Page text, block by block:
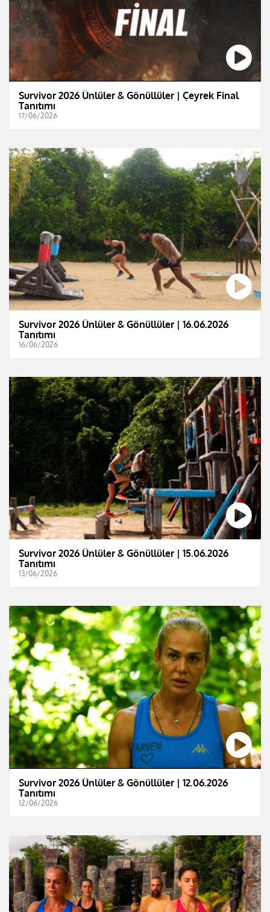
Survivor 2026 Ünlüler & Gönüllüler | Çeyrek Final
Tanıtımı
17/06/2026
Survivor 2026 Ünlüler & Gönüllüler | 16.06.2026
Tanıtımı
16/06/2026
Survivor 2026 Ünlüler & Gönüllüler | 15.06.2026
Tanıtımı
13/06/2026
Survivor 2026 Ünlüler & Gönüllüler | 12.06.2026
Tanıtımı
12/06/2026